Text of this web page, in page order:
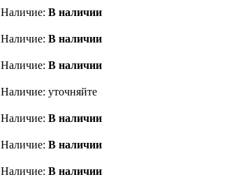
Наличие: В наличии
Наличие: В наличии
Наличие: В наличии
Наличие: уточняйте
Наличие: В наличии
Наличие: В наличии
Наличие: В наличии